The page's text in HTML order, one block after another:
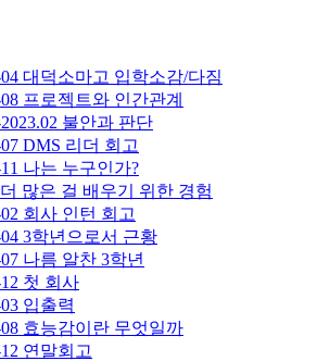
04 대덕소마고 입학소감/다짐
08 프로젝트와 인간관계
2023.02 불안과 판단
07 DMS 리더 회고
11 나는 누구인가?
더 많은 걸 배우기 위한 경험
02 회사 인턴 회고
04 3학년으로서 근황
나름 알찬 3학년
첫 회사
입출력
08 효능감이란 무엇일까
연말회고